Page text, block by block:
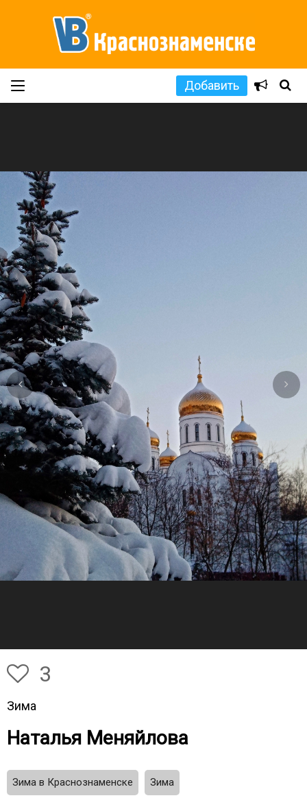
Добавить
3
Зима
Наталья Меняйлова
Зима в Краснознаменске Зима